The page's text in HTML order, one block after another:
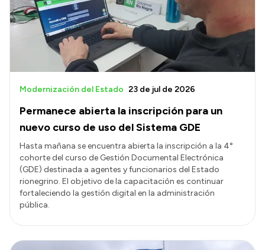
Permanece abierta la inscripción para un
nuevo curso de uso del Sistema GDE
Modernización del Estado 23 de jul de 2026
Hasta mañana se encuentra abierta la inscripción a la 4°
cohorte del curso de Gestión Documental Electrónica
(GDE) destinada a agentes y funcionarios del Estado
rionegrino. El objetivo de la capacitación es continuar
fortaleciendo la gestión digital en la administración
pública.